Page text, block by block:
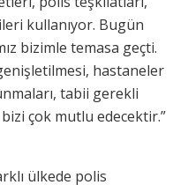
kullanıyor. Bugün
bizimle temasa geçti.
genişletilmesi, hastaneler
tabii gerekli
çok mutlu edecektir.”
ülkede polis